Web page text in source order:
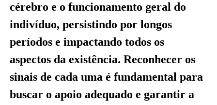
cérebro e o funcionamento geral do
indivíduo, persistindo por longos
períodos e impactando todos os
aspectos da existência. Reconhecer os
sinais de cada uma é fundamental para
buscar o apoio adequado e garantir a